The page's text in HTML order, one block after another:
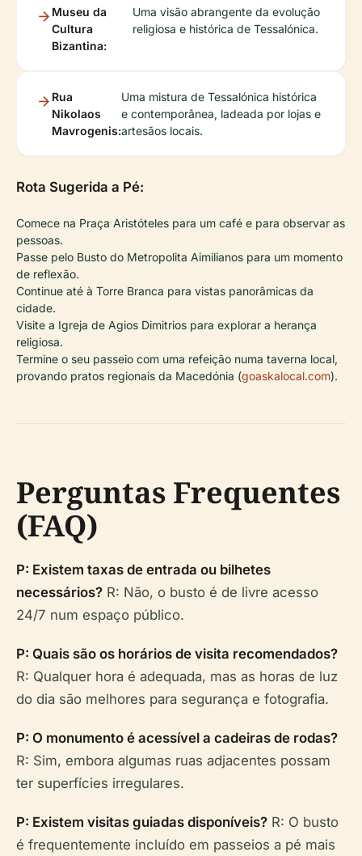
Museu da
Cultura
Bizantina:
Uma visão abrangente da evolução
religiosa e histórica de Tessalónica.
Rua
Nikolaos
Mavrogenis:
Uma mistura de Tessalónica histórica
e contemporânea, ladeada por lojas e
artesãos locais.
Rota Sugerida a Pé:
Comece na Praça Aristóteles para um café e para observar as
pessoas.
Passe pelo Busto do Metropolita Aimilianos para um momento
de reflexão.
Continue até à Torre Branca para vistas panorâmicas da
cidade.
Visite a Igreja de Agios Dimitrios para explorar a herança
religiosa.
Termine o seu passeio com uma refeição numa taverna local,
provando pratos regionais da Macedónia (goaskalocal.com).
Perguntas Frequentes
(FAQ)
P: Existem taxas de entrada ou bilhetes
necessários? R: Não, o busto é de livre acesso
24/7 num espaço público.
P: Quais são os horários de visita recomendados?
R: Qualquer hora é adequada, mas as horas de luz
do dia são melhores para segurança e fotografia.
P: O monumento é acessível a cadeiras de rodas?
R: Sim, embora algumas ruas adjacentes possam
ter superfícies irregulares.
P: Existem visitas guiadas disponíveis? R: O busto
é frequentemente incluído em passeios a pé mais